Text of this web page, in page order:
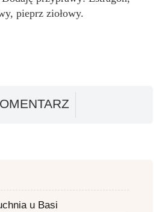
pieprz ziołowy.
u Basi